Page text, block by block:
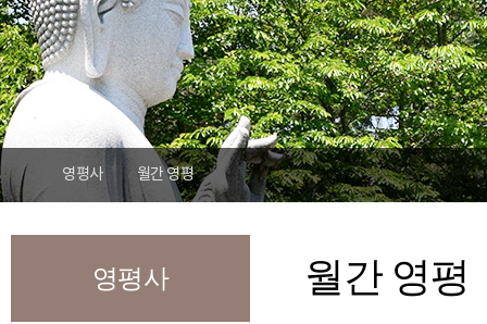
영평사 월간 영평
영평사 월간 영평